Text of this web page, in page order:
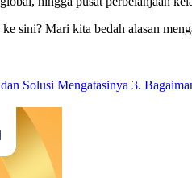
sini? Mari kita bedah alasan
Solusi Mengatasinya 3.